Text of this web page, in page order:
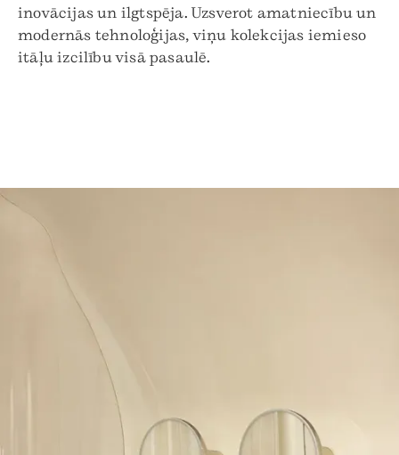
inovācijas un ilgtspēja. Uzsverot amatniecību un
modernās tehnoloģijas, viņu kolekcijas iemieso
itāļu izcilību visā pasaulē.